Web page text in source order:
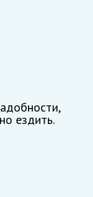
ездить.